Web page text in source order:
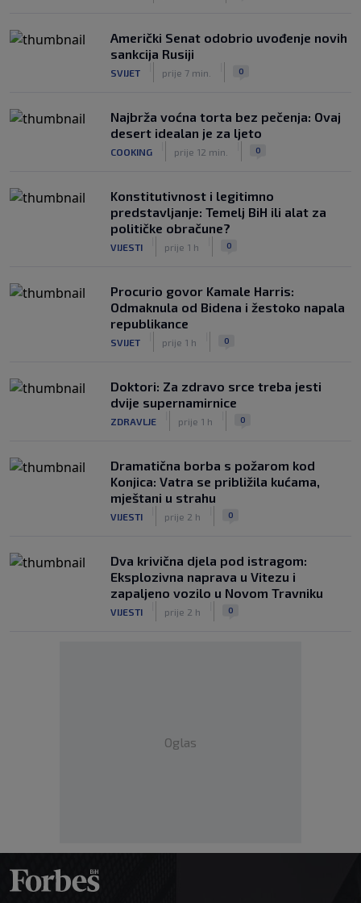
Američki Senat odobrio uvođenje novih
sankcija Rusiji
SVIJET prije 7 min. 0
Najbrža voćna torta bez pečenja: Ovaj
desert idealan je za ljeto
COOKING prije 12 min. 0
Konstitutivnost i legitimno
predstavljanje: Temelj BiH ili alat za
političke obračune?
VIJESTI prije 1 h 0
Procurio govor Kamale Harris:
Odmaknula od Bidena i žestoko napala
republikance
SVIJET prije 1 h 0
Doktori: Za zdravo srce treba jesti
dvije supernamirnice
ZDRAVLJE prije 1 h 0
Dramatična borba s požarom kod
Konjica: Vatra se približila kućama,
mještani u strahu
VIJESTI prije 2 h 0
Dva krivična djela pod istragom:
Eksplozivna naprava u Vitezu i
zapaljeno vozilo u Novom Travniku
VIJESTI prije 2 h 0
Oglas